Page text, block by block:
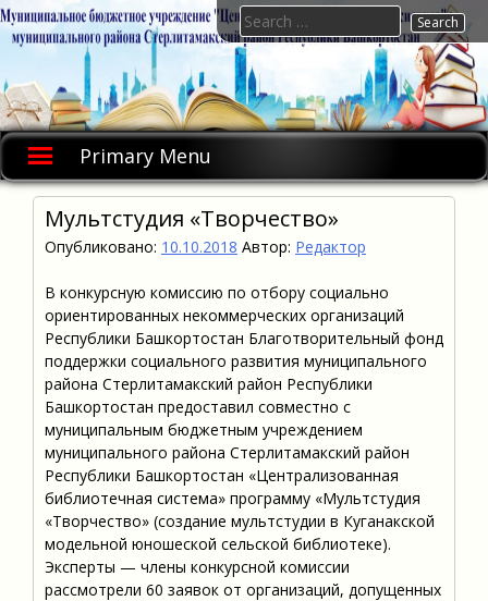
Skip
to
Primary Menu
Search
for:
Мультстудия «Творчество»
Опубликовано: 10.10.2018 Автор: Редактор
В конкурсную комиссию по отбору социально
ориентированных некоммерческих организаций
Республики Башкортостан Благотворительный фонд
поддержки социального развития муниципального
района Стерлитамакский район Республики
Башкортостан предоставил совместно с
муниципальным бюджетным учреждением
муниципального района Стерлитамакский район
Республики Башкортостан «Централизованная
библиотечная система» программу «Мультстудия
«Творчество» (создание мультстудии в Куганакской
модельной юношеской сельской библиотеке).
Эксперты — члены конкурсной комиссии
рассмотрели 60 заявок от организаций, допущенных